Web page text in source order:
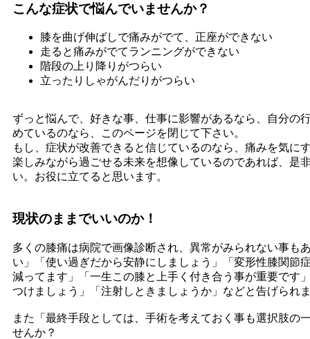
こんな症状で悩んでいませんか？
膝を曲げ伸ばしで痛みがでて、正座ができない
走ると痛みがでてランニングができない
階段の上り降りがつらい
立ったりしゃがんだりがつらい
ずっと悩んで、好きな事、仕事に影響があるなら、自分の
めているのなら、このページを閉じて下さい。
もし、症状が改善できると信じているのなら、痛みを気に
楽しみながら過ごせる未来を想像しているのであれば、是
い。お役に立てると思います。
現状のままでいいのか！
多くの膝痛は病院で画像診断され、異常がみられない事も
い」「使い過ぎだから安静にしましょう」「変形性膝関節
減ってます」「一生この膝と上手く付き合う事が重要です
つけましょう」「注射しときましょうか」などと告げられ
また「最終手段としては、手術を考えておく事も選択肢の
せんか？